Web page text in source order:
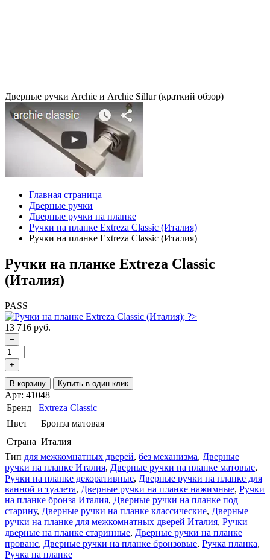
Дверные ручки Archie и Archie Sillur (краткий обзор)
Главная страница
Дверные ручки
Дверные ручки на планке
Ручки на планке Extreza Classic (Италия)
Ручки на планке Extreza Classic (Италия)
Ручки на планке Extreza Classic
(Италия)
PASS
13 716 руб.
−
+
В корзину Купить в один клик
Арт: 41048
Бренд
Extreza Classic
Цвет
Бронза матовая
Страна Италия
Тип для межкомнатных дверей, без механизма, Дверные
ручки на планке Италия, Дверные ручки на планке матовые,
Ручки на планке декоративные, Дверные ручки на планке для
ванной и туалета, Дверные ручки на планке нажимные, Ручки
на планке бронза Италия, Дверные ручки на планке под
старину, Дверные ручки на планке классические, Дверные
ручки на планке для межкомнатных дверей Италия, Ручки
дверные на планке старинные, Дверные ручки на планке
прованс, Дверные ручки на планке бронзовые, Ручка планка,
Ручка на планке